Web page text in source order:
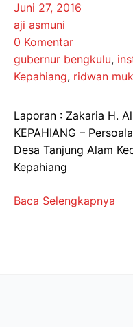
Juni 27, 2016
aji asmuni
0 Komentar
gubernur bengkulu,
Kepahiang, ridwan
Laporan : Zakaria H.
KEPAHIANG –
Desa Tanjung Alam
Kepahiang
Baca Selengkapnya